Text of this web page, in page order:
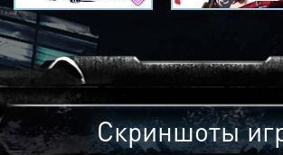
Скриншоты